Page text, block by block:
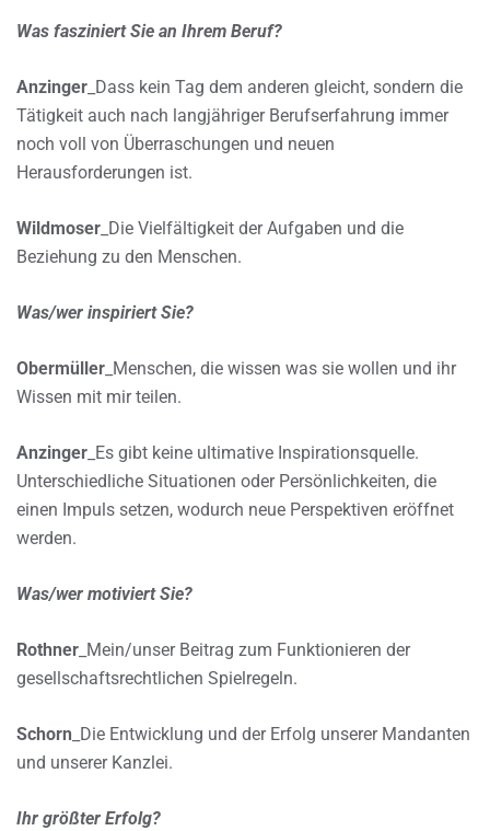
Was fasziniert Sie an Ihrem Beruf?
Anzinger _Dass kein Tag dem anderen gleicht, sondern die
Tätigkeit auch nach langjähriger Berufserfahrung immer
noch voll von Überraschungen und neuen
Herausforderungen ist.
Wildmoser _Die Vielfältigkeit der Aufgaben und die
Beziehung zu den Menschen.
Was/wer inspiriert Sie?
Obermüller _Menschen, die wissen was sie wollen und ihr
Wissen mit mir teilen.
Anzinger _Es gibt keine ultimative Inspirationsquelle.
Unterschiedliche Situationen oder Persönlichkeiten, die
einen Impuls setzen, wodurch neue Perspektiven eröffnet
werden.
Was/wer motiviert Sie?
Rothner _Mein/unser Beitrag zum Funktionieren der
gesellschaftsrechtlichen Spielregeln.
Schorn _Die Entwicklung und der Erfolg unserer Mandanten
und unserer Kanzlei.
Ihr größter Erfolg?